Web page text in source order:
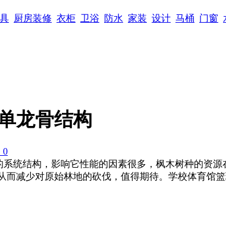
厨房装修 衣柜 卫浴 防水 家装 设计 马桶 门窗
龙骨结构
0
统结构，影响它性能的因素很多，枫木树种的资
减少对原始林地的砍伐，值得期待。学校体育馆